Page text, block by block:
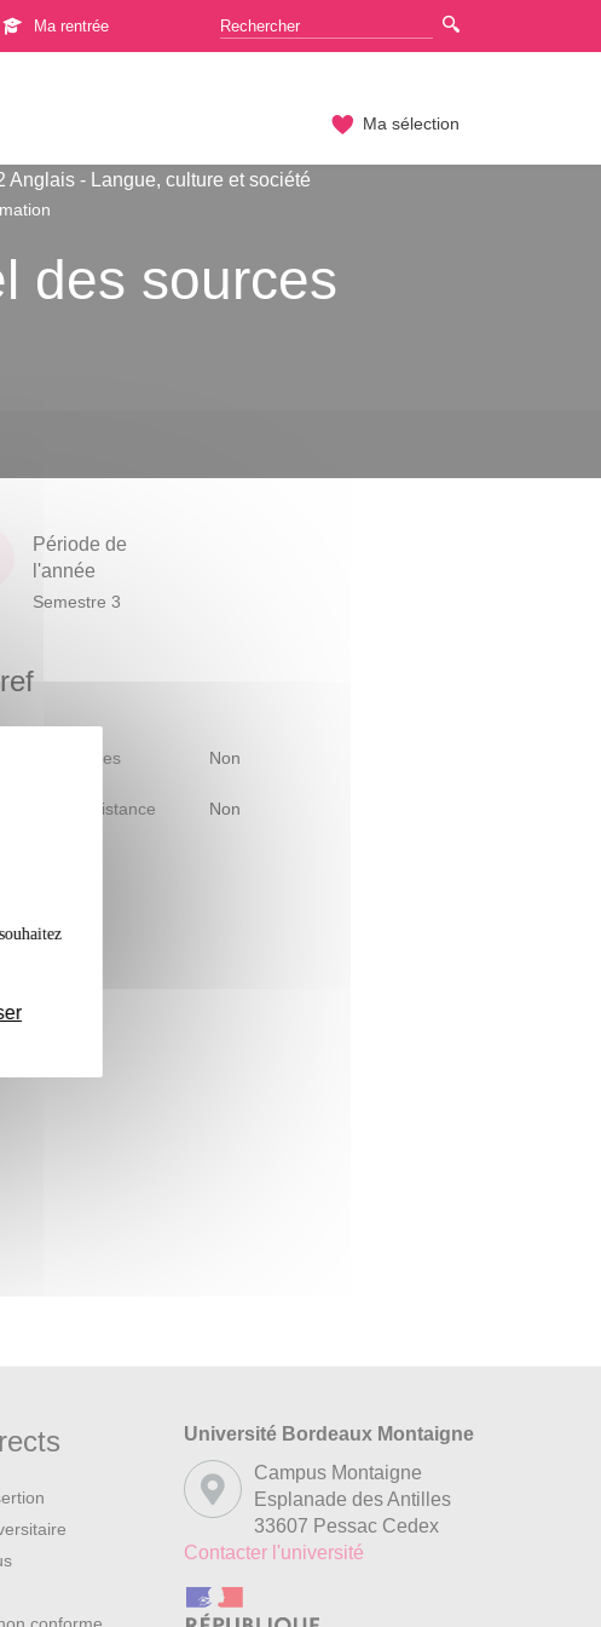
Ma rentrée
Ma sélection
Anglais - Langue, culture et société
des sources
Période de
l'année
Semestre 3
Mobilité d'études Non
Accessible à distance Non
Université Bordeaux Montaigne
Campus Montaigne
Esplanade des Antilles
33607 Pessac Cedex
Contacter l'université